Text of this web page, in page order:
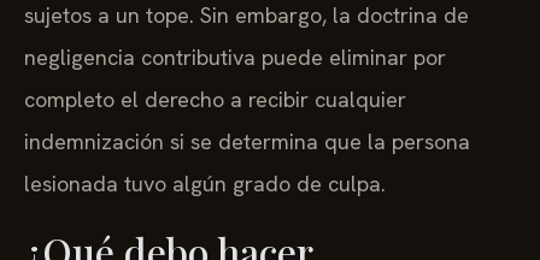
sujetos a un tope. Sin embargo, la doctrina de
negligencia contributiva puede eliminar por
completo el derecho a recibir cualquier
indemnización si se determina que la persona
lesionada tuvo algún grado de culpa.